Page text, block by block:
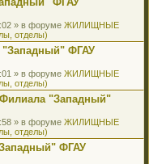
» в форуме ЖИЛИЩНЫЕ
отделы)
"Западный" ФГАУ
» в форуме ЖИЛИЩНЫЕ
отделы)
Филиала "Западный"
» в форуме ЖИЛИЩНЫЕ
отделы)
ФГАУ